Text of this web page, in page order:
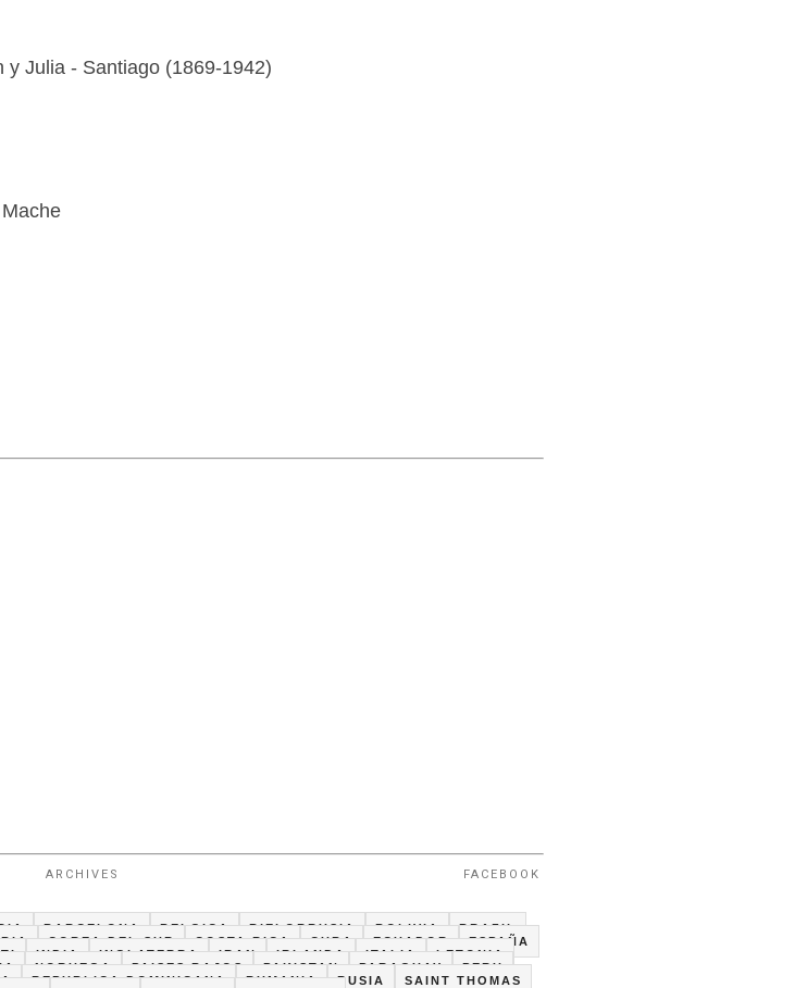
y Julia - Santiago (1869-1942)
ARCHIVES FACEBOOK
BARCELONA BELGICA BIELORRUSIA BOLIVIA
BRAZIL
COREA DEL SUR COSTA RICA CUBA ECUADOR
ESPAÑA
INDIA INGLATERRA IRAN IRLANDA ITALIA
LETONIA
NORUEGA PAISES BAJOS PAKISTAN PARAGUAY
PERU
REPUBLICA DOMINICANA RUMANIA RUSIA
SAINT THOMAS